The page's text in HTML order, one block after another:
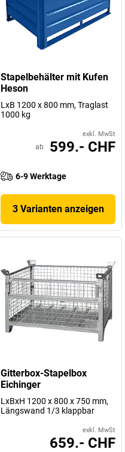
Stapelbehälter mit Kufen
Heson
LxB 1200 x 800 mm, Traglast
1000 kg
exkl. MwSt
ab 599.- CHF
6-9 Werktage
3 Varianten anzeigen
Gitterbox-Stapelbox
Eichinger
LxBxH 1200 x 800 x 750 mm,
Längswand 1/3 klappbar
exkl. MwSt
659.- CHF